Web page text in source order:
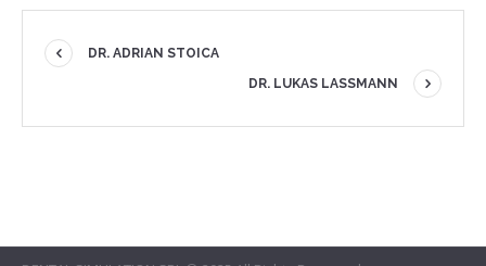
DR. ADRIAN STOICA
DR. LUKAS LASSMANN